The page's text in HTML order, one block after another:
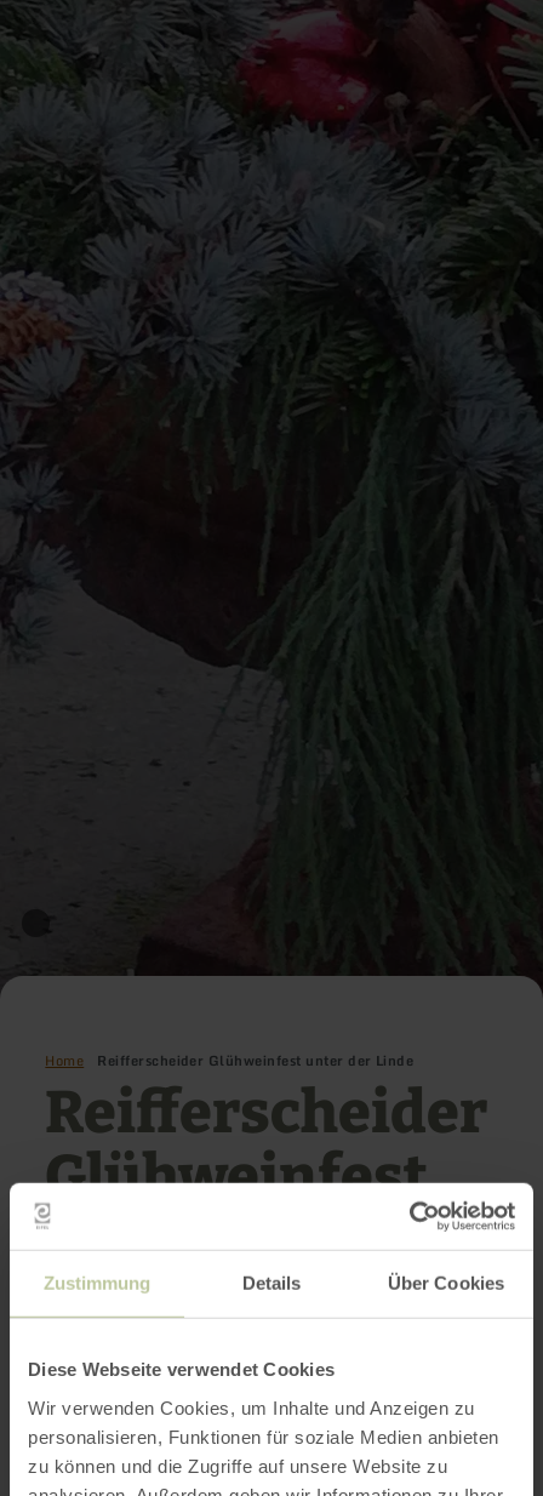
Zustimmung Details Über Cookies
Diese Webseite verwendet Cookies
Wir verwenden Cookies, um Inhalte und Anzeigen zu
personalisieren, Funktionen für soziale Medien anbieten
zu können und die Zugriffe auf unsere Website zu
Home Reifferscheider Glühweinfest unter der Linde
Reifferscheider
Glühweinfest
unter der Linde
KAISERLINDE REIFFERSCHEID
12/19/26
4:00 PM